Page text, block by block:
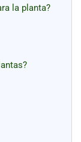
la planta?